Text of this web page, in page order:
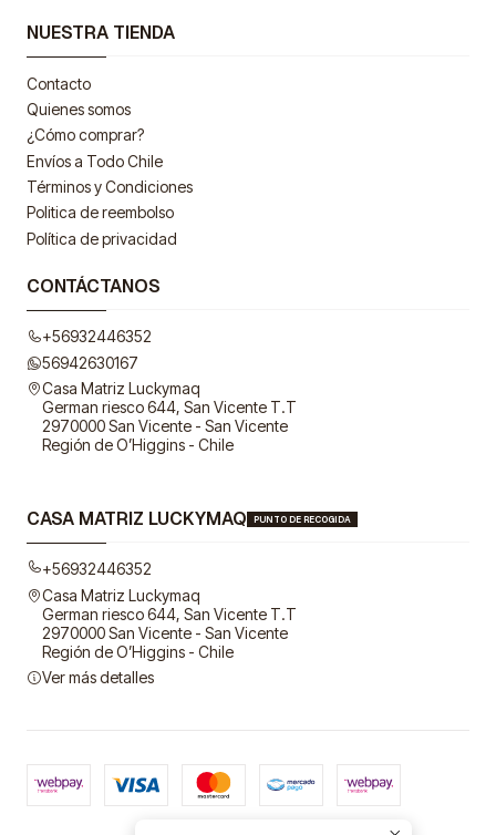
NUESTRA TIENDA
Contacto
Quienes somos
¿Cómo comprar?
Envíos a Todo Chile
Términos y Condiciones
Politica de reembolso
Política de privacidad
CONTÁCTANOS
+56932446352
56942630167
Casa Matriz Luckymaq
German riesco 644, San Vicente T.T
2970000 San Vicente - San Vicente
Región de O’Higgins - Chile
CASA MATRIZ LUCKYMAQ PUNTO DE RECOGIDA
+56932446352
Casa Matriz Luckymaq
German riesco 644, San Vicente T.T
2970000 San Vicente - San Vicente
Región de O’Higgins - Chile
Ver más detalles